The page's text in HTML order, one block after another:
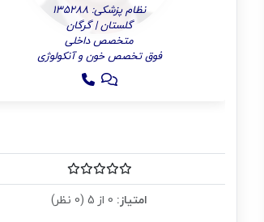
نظام پزشکی: 135288
گلستان | گرگان
متخصص داخلی
فوق تخصص خون و آنکولوژی
امتیاز: